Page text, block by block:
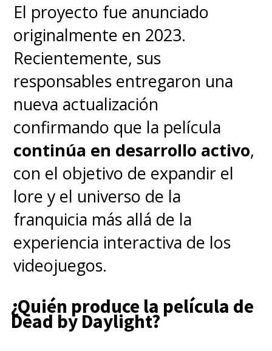
El proyecto fue anunciado
originalmente en 2023.
Recientemente, sus
responsables entregaron una
nueva actualización
confirmando que la película
continúa en desarrollo activo,
con el objetivo de expandir el
lore y el universo de la
franquicia más allá de la
experiencia interactiva de los
videojuegos.
¿Quién produce la película de
Dead by Daylight?